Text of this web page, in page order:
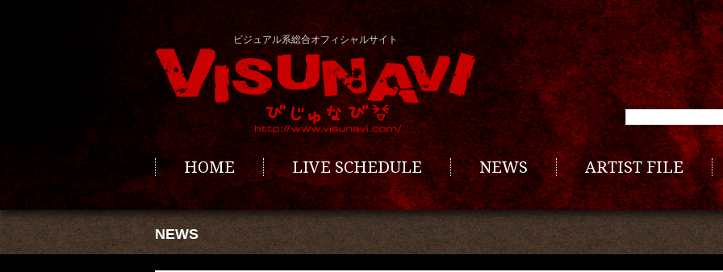
ビジュアル系総合オフィシャルサイト
HOME LIVE SCHEDULE NEWS ARTIST FILE
NEWS